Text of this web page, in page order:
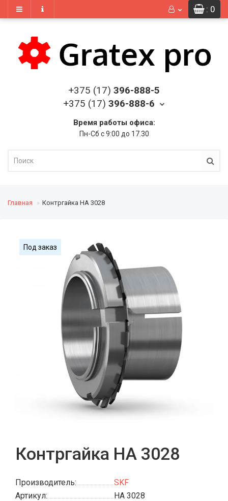
: 0
+375 (17) 396-888-5
+375 (17) 396-888-6
Время работы офиса:
Пн-Сб с 9:00 до 17.30
Главная Контргайка HA 3028
Под заказ
Контргайка HA 3028
Производитель:
SKF
Артикул:
HA 3028